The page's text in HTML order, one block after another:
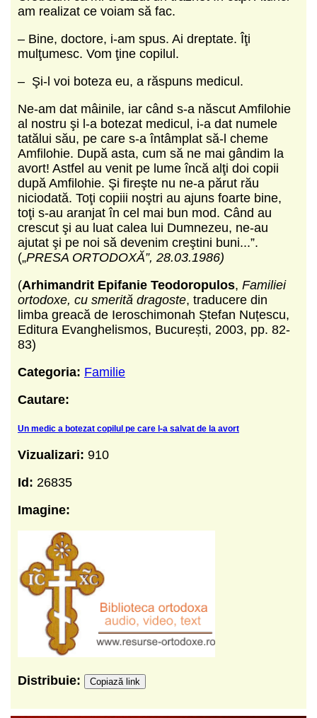
am realizat ce voiam să fac.
‒ Bine, doctore, i-am spus. Ai dreptate. Îţi
mulţumesc. Vom ţine copilul.
‒ Şi-l voi boteza eu, a răspuns medicul.
Ne-am dat mâinile, iar când s-a născut Amfilohie
al nos­tru şi l-a botezat medicul, i-a dat numele
tatălui său, pe care s-a întâmplat să-l cheme
Amfilohie. După asta, cum să ne mai gândim la
avort! Astfel au venit pe lume încă alţi doi copii
după Amfilohie. Şi fireşte nu ne-a părut rău
niciodată. Toţi copiii noştri au ajuns foarte bine,
toţi s-au aranjat în cel mai bun mod. Când au
crescut şi au luat calea lui Dumnezeu, ne-au
ajutat şi pe noi să devenim creştini buni...”.
(„PRESA ORTODOXĂ”, 28.03.1986)
(Arhimandrit Epifanie Teodoropulos, Familiei
ortodoxe, cu smerită dragoste, traducere din
limba greacă de Ieroschimonah Ștefan Nuțescu,
Editura Evanghelismos, București, 2003, pp. 82-
83)
Categoria: Familie
Cautare:
Un medic a botezat copilul pe care l-a salvat de la avort
Vizualizari: 910
Id: 26835
Imagine:
Distribuie: Copiază link